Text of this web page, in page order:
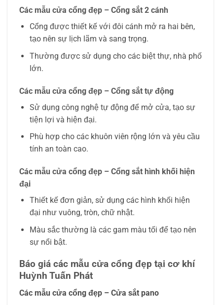
Các mẫu cửa cổng đẹp – Cổng sắt 2 cánh
Cổng được thiết kế với đôi cánh mở ra hai bên,
tạo nên sự lịch lãm và sang trọng.
Thường được sử dụng cho các biệt thự, nhà phố
lớn.
Các mẫu cửa cổng đẹp – Cổng sắt tự động
Sử dụng công nghệ tự động để mở cửa, tạo sự
tiện lợi và hiện đại.
Phù hợp cho các khuôn viên rộng lớn và yêu cầu
tính an toàn cao.
Các mẫu cửa cổng đẹp – Cổng sắt hình khối hiện
đại
Thiết kế đơn giản, sử dụng các hình khối hiện
đại như vuông, tròn, chữ nhật.
Màu sắc thường là các gam màu tối để tạo nên
sự nổi bật.
Báo giá các mẫu cửa cổng đẹp tại cơ khí
Huỳnh Tuấn Phát
Các mẫu cửa cổng đẹp – Cửa sắt pano